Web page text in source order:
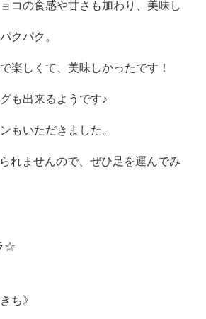
コの食感や甘さも加わり、美味し
クパク。
楽しくて、美味しかったです！
も出来るようです♪
もいただきました。
れませんので、ぜひ足を運んでみ
☆
ち》